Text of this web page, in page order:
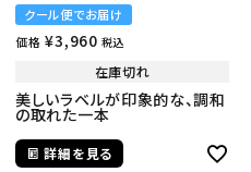
クール便でお届け
価格 ¥3,960 税込
在庫切れ
美しいラベルが印象的な、調和
の取れた一本
詳細を見る